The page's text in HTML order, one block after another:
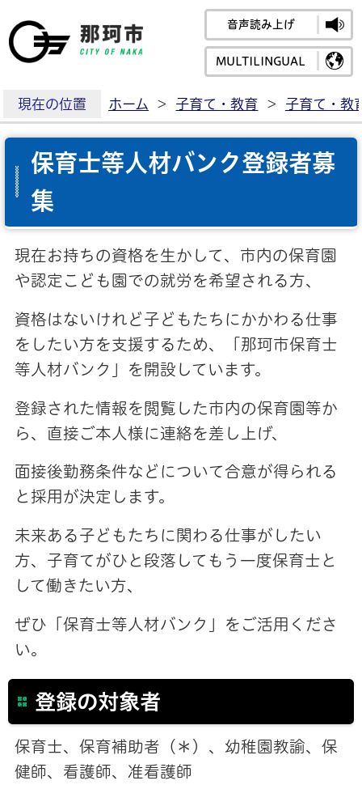
那珂市公式ホームペ
音声読み上げ
MULTILINGUAL
現在の位置 ホーム > 子育て・教育 > 子育て・教
保育士等人材バンク登録者募
集
現在お持ちの資格を生かして、市内の保育園
や認定こども園での就労を希望される方、
資格はないけれど子どもたちにかかわる仕事
をしたい方を支援するため、「那珂市保育士
等人材バンク」を開設しています。
登録された情報を閲覧した市内の保育園等か
ら、直接ご本人様に連絡を差し上げ、
面接後勤務条件などについて合意が得られる
と採用が決定します。
未来ある子どもたちに関わる仕事がしたい
方、子育てがひと段落してもう一度保育士と
して働きたい方、
ぜひ「保育士等人材バンク」をご活用くださ
い。
登録の対象者
保育士、保育補助者（＊）、幼稚園教諭、保
健師、看護師、准看護師